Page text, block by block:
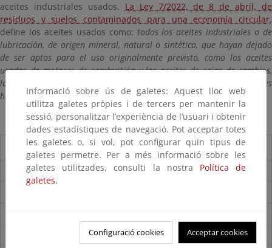
aceites industriales usados. La Ley 7/2022, de 8 de abril, de
residuos y suelos contaminados para una economía circular,
define los aceites usados como: todos los aceites industriales o de
lubricación, de origen mineral, natural o sintético, que hayan dejado
de ser aptos para el uso originalmente previsto, como los aceites
usados de motores de combustión y los aceites de cajas de cambios,
los aceites lubricantes, los aceites para turbinas y los aceites
hidráulicos, excluidos los aceites de cocina usados.
Aceites industriales
¿Qué son los aceites industriales usados?
¿Por qué se deben gestionar adecuadamente?
Informació sobre ús de galetes: Aquest lloc web
utilitza galetes pròpies i de tercers per mantenir la
sessió, personalitzar l’experiència de l’usuari i obtenir
dades estadístiques de navegació. Pot acceptar totes
les galetes o, si vol, pot configurar quin tipus de
galetes permetre. Per a més informació sobre les
galetes utilitzades, consulti la nostra Política de
galetes.
Configuració cookies Acceptar cookies